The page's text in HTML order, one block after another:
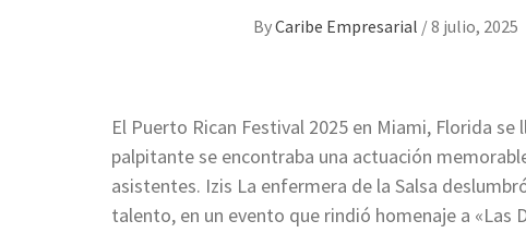
ByCaribe Empresarial /8 julio, 2025
El Puerto Rican Festival 2025 en Miami, Florida
palpitante se encontraba una actuación
asistentes. Izis La enfermera de la Salsa
talento, en un evento que rindió homenaje a «Las